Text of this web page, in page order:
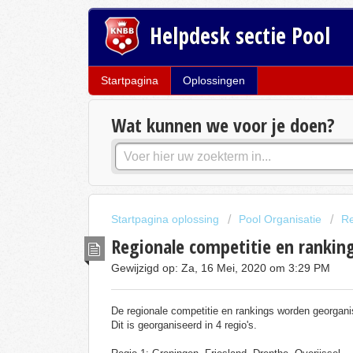
Helpdesk sectie Pool
Startpagina Oplossingen
Wat kunnen we voor je doen?
Startpagina oplossing Pool Organisatie
Regionale competitie en
Gewijzigd op: Za, 16 Mei, 2020 om 3:29 PM
De regionale competitie en rankings worden
Dit is georganiseerd in 4 regio's.